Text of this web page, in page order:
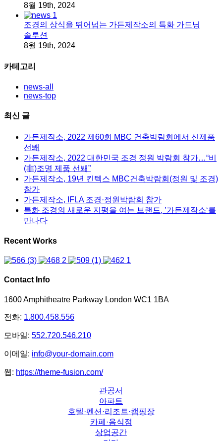
8월 19th, 2024
조경의 상식을 뛰어넘는 가든제작소의 특화 가드닝
솔루션
8월 19th, 2024
카테고리
news-all
news-top
최신 글
가든제작소, 2022 제60회 MBC 건축박람회에서 신제품
선봬
가든제작소, 2022 대한민국 조경 정원 박람회 참가…“비
(非)조명 제품 선봬”
가든제작소, 19년 킨텍스 MBC건축박람회(정원 및 조경)
참가
가든제작소, IFLA 조경·정원박람회 참가
특화 조경의 새로운 지평을 여는 브랜드, ’가든제작소‘를
만나다
Recent Works
Contact Info
1600 Amphitheatre Parkway London WC1 1BA
전화: 1.800.458.556
모바일: 552.720.546.210
이메일: info@your-domain.com
웹: https://theme-fusion.com/
관공서
아파트
호텔·펜션·리조트·캠핑장
카페·음식점
상업공간